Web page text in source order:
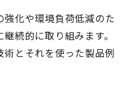
化や環境負荷低減のた
続的に取り組みます。
とそれを使った製品例